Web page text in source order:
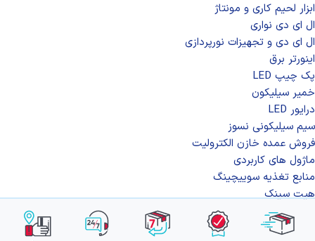
ابزار لحیم کاری و مونتاژ
ال ای دی‌ نواری
ال‌ ای‌ دی و تجهیزات نورپردازی
اینورتر برق
پک چیپ LED
خمیر سیلیکون
درایور LED
سیم سیلیکونی نسوز
فروش عمده خازن الکترولیت
ماژول های کاربردی
منابع تغذیه سوییچینگ
هیت سینک